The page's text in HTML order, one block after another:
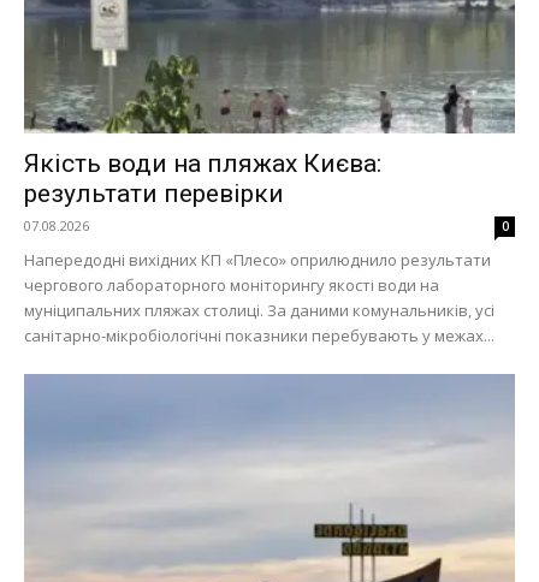
Якість води на пляжах Києва:
результати перевірки
07.08.2026 0
Напередодні вихідних КП «Плесо» оприлюднило результати
чергового лабораторного моніторингу якості води на
муніципальних пляжах столиці. За даними комунальників, усі
санітарно-мікробіологічні показники перебувають у межах...